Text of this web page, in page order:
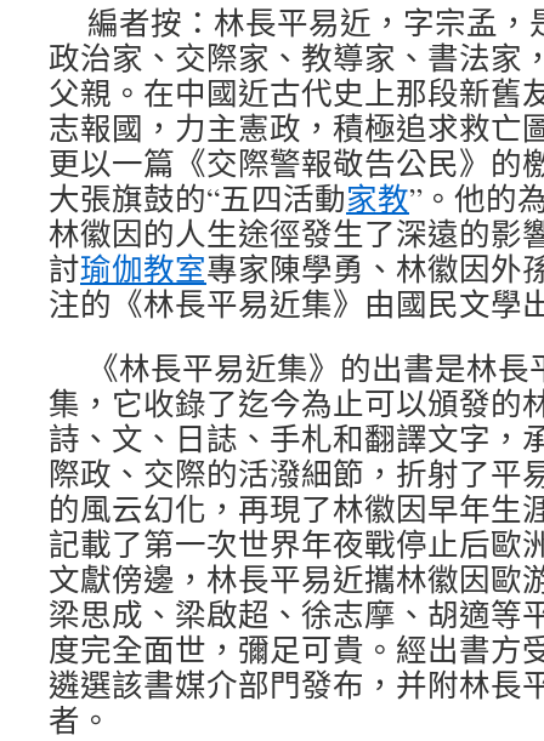
編者按：林長平易近，字宗孟
政治家、交際家、教導家、書法家
父親。在中國近古代史上那段新舊
志報國，力主憲政，積極追求救亡
更以一篇《交際警報敬告公民》的
大張旗鼓的“五四活動家教”。他的
林徽因的人生途徑發生了深遠的影
討瑜伽教室專家陳學勇、林徽因外
注的《林長平易近集》由國民文學
《林長平易近集》的出書是林
集，它收錄了迄今為止可以頒發的
詩、文、日誌、手札和翻譯文字，
際政、交際的活潑細節，折射了平
的風云幻化，再現了林徽因早年生
記載了第一次世界年夜戰停止后歐
文獻傍邊，林長平易近攜林徽因歐
梁思成、梁啟超、徐志摩、胡適等
度完全面世，彌足可貴。經出書方
遴選該書媒介部門發布，并附林長
者。